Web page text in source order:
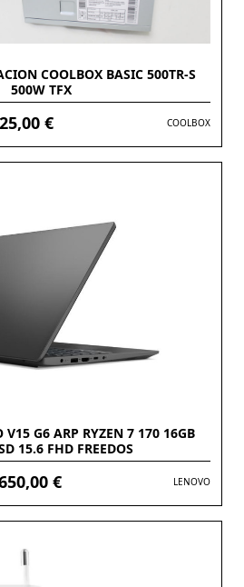
COOLBOX BASIC 500TR-S
500W TFX
25,00 € COOLBOX
V15 G6 ARP RYZEN 7 170 16GB
15.6 FHD FREEDOS
€ LENOVO